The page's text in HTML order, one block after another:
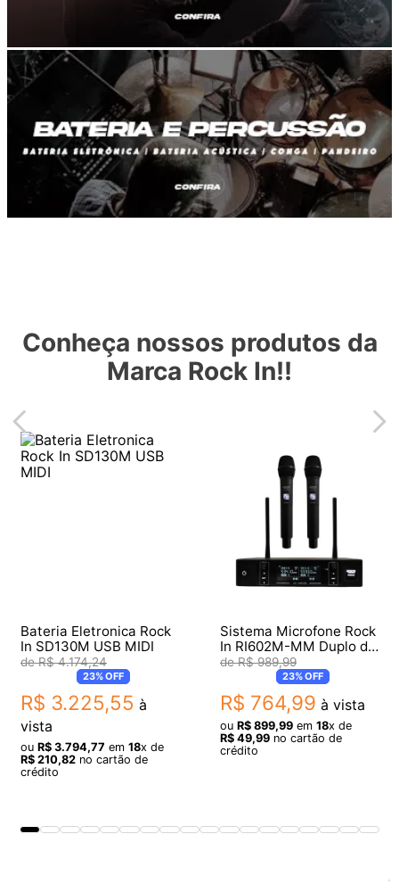
Conheça nossos produtos da
Marca Rock In!!
Bateria Eletronica Rock
In SD130M USB MIDI
R$ 4.174,24
23%OFF
R$ 3.225,55 à
vista
ou R$ 3.794,77 em 18x de
R$ 210,82 no cartão de
crédito
Sistema Microfone Rock
In RI602M-MM Duplo de
Mão Sem Fio
R$ 989,99
23%OFF
R$ 764,99 à vista
ou R$ 899,99 em 18x de
R$ 49,99 no cartão de
crédito